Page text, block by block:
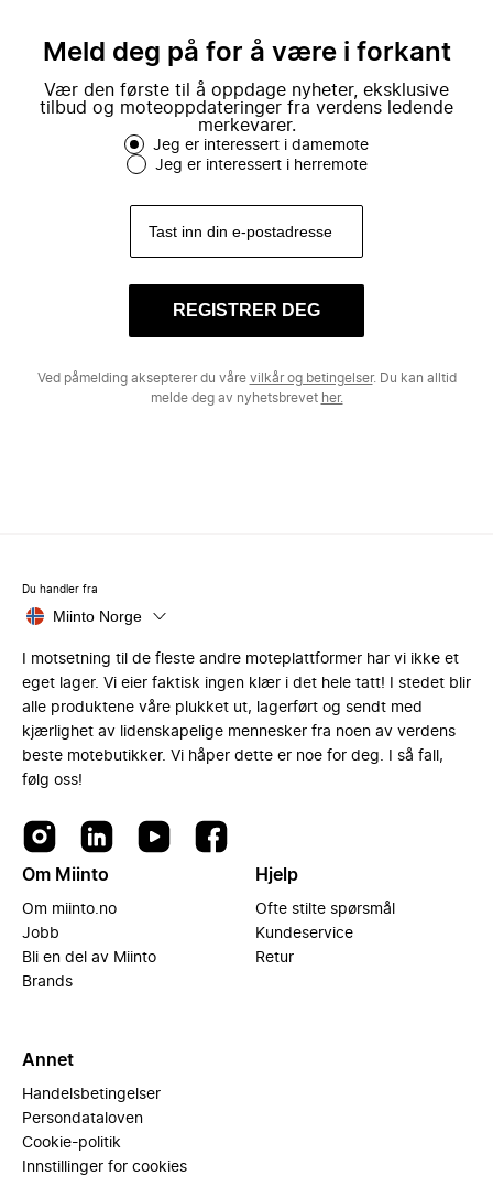
Meld deg på for å være i forkant
Vær den første til å oppdage nyheter, eksklusive
tilbud og moteoppdateringer fra verdens ledende
merkevarer.
Jeg er interessert i damemote
Jeg er interessert i herremote
REGISTRER DEG
Ved påmelding aksepterer du våre vilkår og betingelser. Du kan alltid
melde deg av nyhetsbrevet her.
Du handler fra
Miinto Norge
I motsetning til de fleste andre moteplattformer har vi ikke et
eget lager. Vi eier faktisk ingen klær i det hele tatt! I stedet blir
alle produktene våre plukket ut, lagerført og sendt med
kjærlighet av lidenskapelige mennesker fra noen av verdens
beste motebutikker. Vi håper dette er noe for deg. I så fall,
følg oss!
Om Miinto
Om miinto.no
Jobb
Bli en del av Miinto
Brands
Hjelp
Ofte stilte spørsmål
Kundeservice
Retur
Annet
Handelsbetingelser
Persondataloven
Cookie-politik
Innstillinger for cookies